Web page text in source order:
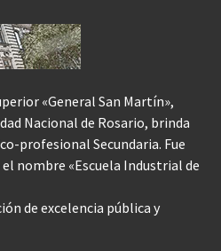
«General San Martín»,
Nacional de Rosario, brinda
profesional Secundaria. Fue
nombre «Escuela Industrial de
de excelencia pública y